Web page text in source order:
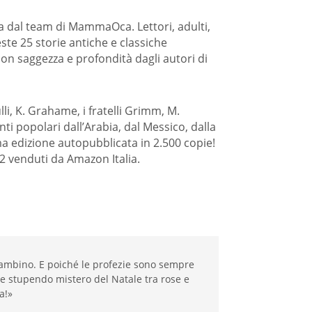
dal team di MammaOca. Lettori, adulti,
25 storie antiche e classiche
saggezza e profondità dagli autori di
K. Grahame, i fratelli Grimm, M.
popolari dall’Arabia, dal Messico, dalla
edizione autopubblicata in 2.500 copie!
venduti da Amazon Italia.
E poiché le profezie sono sempre
stupendo mistero del Natale tra rose e